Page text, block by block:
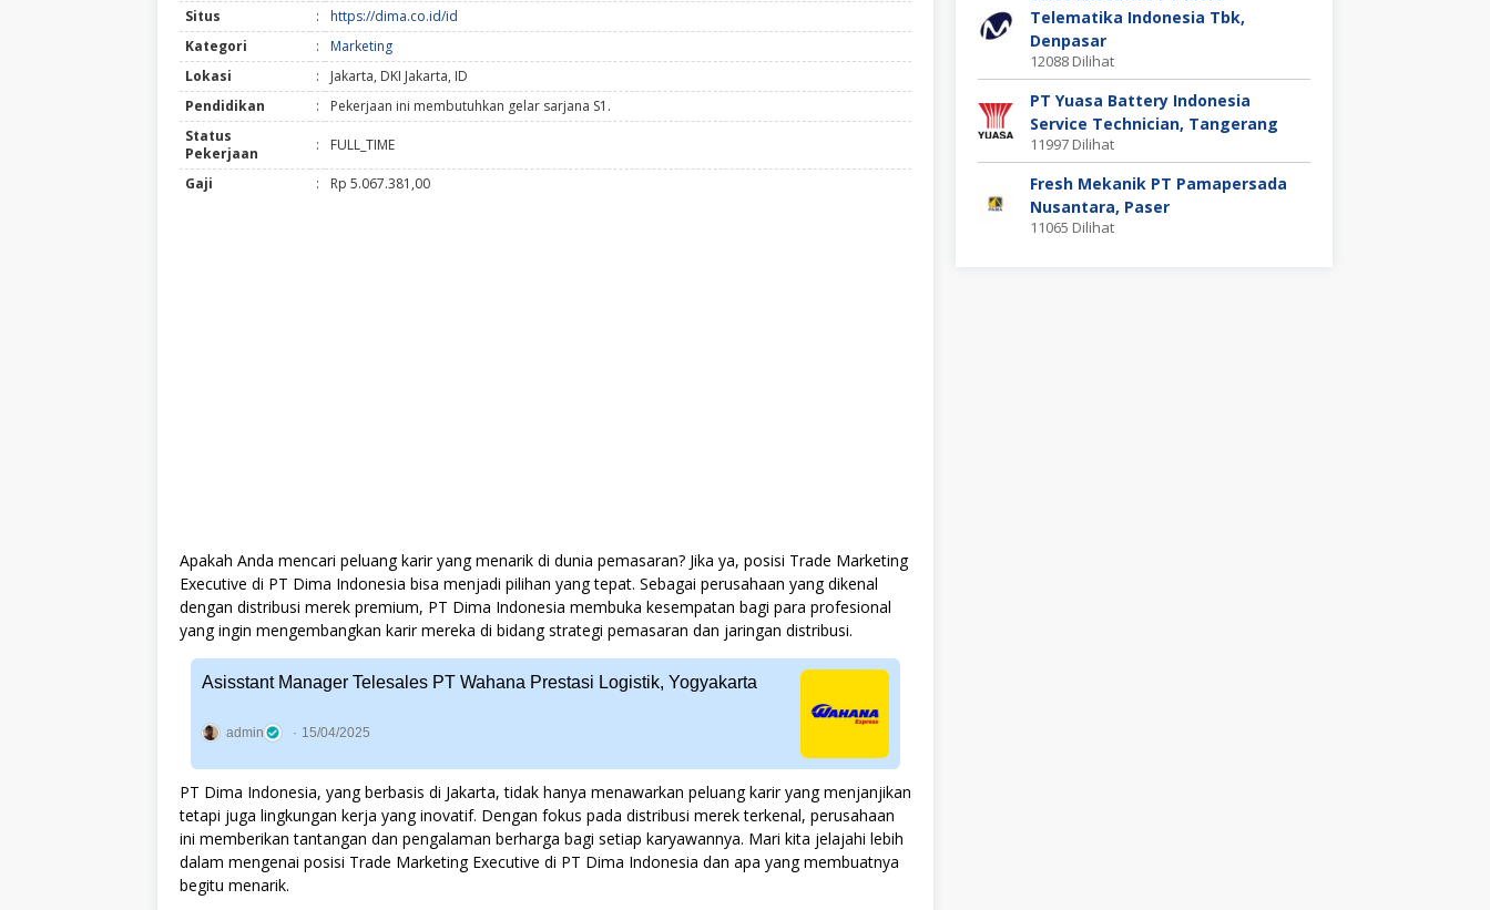
Situs :
https://dima.co.id/id
Kategori
:
Marketing
Lokasi
:
Jakarta, DKI Jakarta, ID
Pendidikan
:
Pekerjaan ini membutuhkan gelar sarjana S1.
Status
Pekerjaan
: FULL_TIME
Gaji : Rp 5.067.381,00
Apakah Anda mencari peluang karir yang menarik di dunia pemasaran? Jika ya, posisi Trade Marketing
Executive di PT Dima Indonesia bisa menjadi pilihan yang tepat. Sebagai perusahaan yang dikenal
dengan distribusi merek premium, PT Dima Indonesia membuka kesempatan bagi para profesional
yang ingin mengembangkan karir mereka di bidang strategi pemasaran dan jaringan distribusi.
Asisstant Manager Telesales PT Wahana Prestasi Logistik, Yogyakarta
admin 15/04/2025
PT Dima Indonesia, yang berbasis di Jakarta, tidak hanya menawarkan peluang karir yang menjanjikan
tetapi juga lingkungan kerja yang inovatif. Dengan fokus pada distribusi merek terkenal, perusahaan
ini memberikan tantangan dan pengalaman berharga bagi setiap karyawannya. Mari kita jelajahi lebih
dalam mengenai posisi Trade Marketing Executive di PT Dima Indonesia dan apa yang membuatnya
begitu menarik.
Telematika Indonesia Tbk,
Denpasar
12088 Dilihat
PT Yuasa Battery Indonesia
Service Technician, Tangerang
11997 Dilihat
Fresh Mekanik PT Pamapersada
Nusantara, Paser
11065 Dilihat